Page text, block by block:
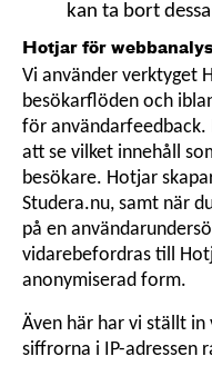
kan ta bort
Hotjar för webbanalys
Vi använder verktyget
besökarflöden och
för
att se vilket innehåll
besökare. Hotjar
Studera.nu, samt när
på en
vidarebefordras till
anonymiserad form.
Även här har vi ställt in
siffrorna i IP-adressen